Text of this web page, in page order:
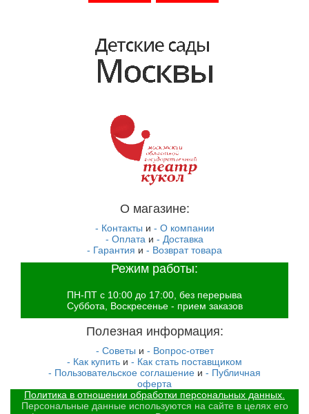
О магазине:
- Контакты и - О компании
- Оплата и - Доставка
- Гарантия и - Возврат товара
Режим работы:
ПН-ПТ с 10:00 до 17:00, без перерыва
Суббота, Воскресенье - прием заказов
Полезная информация:
- Советы и - Вопрос-ответ
- Как купить и - Как стать поставщиком
- Пользовательское соглашение и - Публичная
оферта
Политика в отношении обработки персональных данных.
Персональные данные используются на сайте в целях его